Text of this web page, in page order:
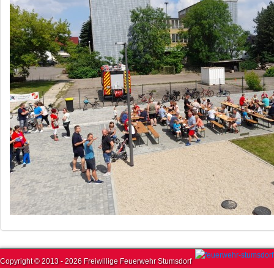
Copyright © 2013 - 2026 Freiwillige Feuerwehr Stumsdorf